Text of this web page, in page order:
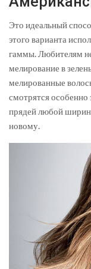
Это идеальный
этого варианта
гаммы. Любителям
мелирование в
мелированные
смотрятся
прядей любой
новому.